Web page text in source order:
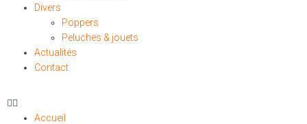
Divers
Poppers
Peluches & jouets
Actualités
Contact
Accueil